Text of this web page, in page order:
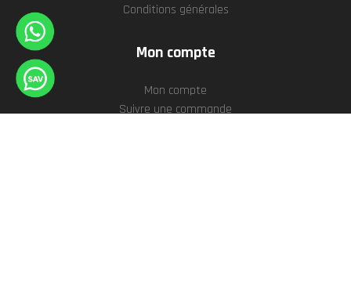
Conditions générales
Mon compte
Mon compte
Suivre une commande